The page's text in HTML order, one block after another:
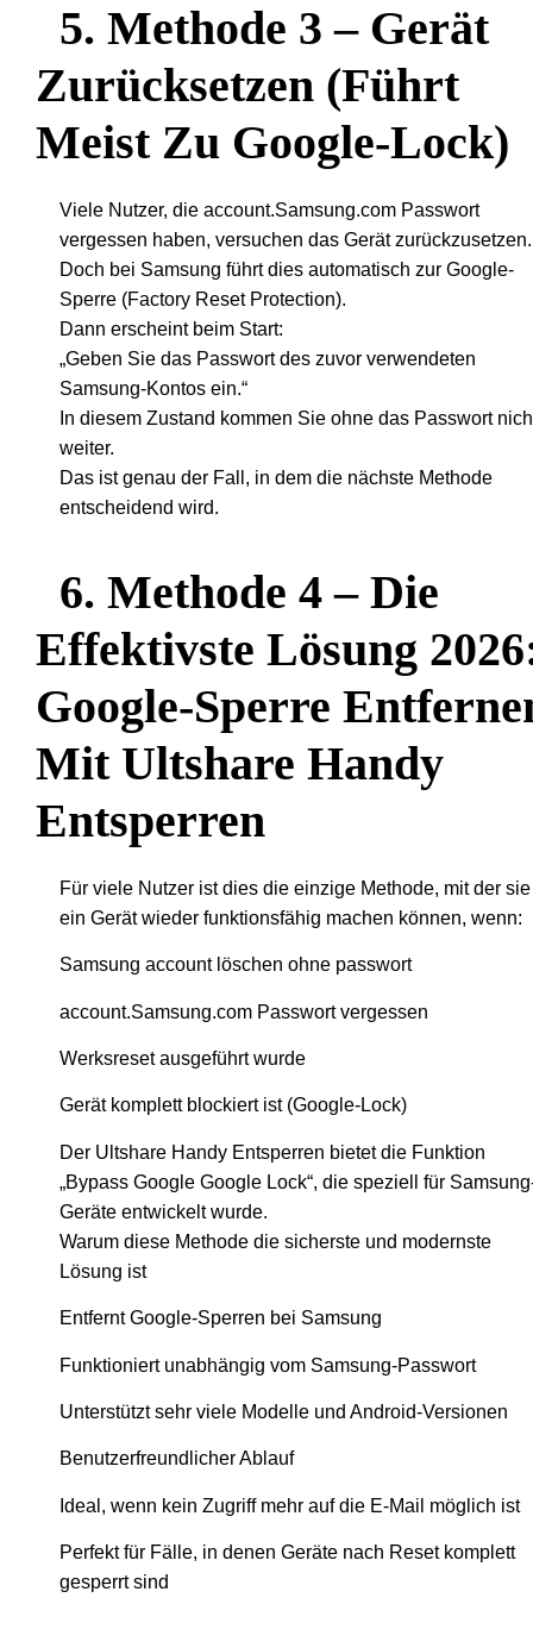
5. Methode 3 – Gerät
Zurücksetzen (führt
Meist Zu Google-Lock)
Viele Nutzer, die account.Samsung.com Passwort
vergessen haben, versuchen das Gerät zurückzusetzen.
Doch bei Samsung führt dies automatisch zur Google-
Sperre (Factory Reset Protection).
Dann erscheint beim Start:
„Geben Sie das Passwort des zuvor verwendeten
Samsung-Kontos ein.“
In diesem Zustand kommen Sie ohne das Passwort
weiter.
Das ist genau der Fall, in dem die nächste Methode
entscheidend wird.
6. Methode 4 – Die
Effektivste Lösung
Google-Sperre
Mit Ultshare Handy
Entsperren
Für viele Nutzer ist dies die einzige Methode, mit der sie
ein Gerät wieder funktionsfähig machen können, wenn:
Samsung account löschen ohne passwort
account.Samsung.com Passwort vergessen
Werksreset ausgeführt wurde
Gerät komplett blockiert ist (Google-Lock)
Der Ultshare Handy Entsperren bietet die Funktion
„Bypass Google Google Lock“, die speziell für
Geräte entwickelt wurde.
Warum diese Methode die sicherste und modernste
Lösung ist
Entfernt Google-Sperren bei Samsung
Funktioniert unabhängig vom Samsung-Passwort
Unterstützt sehr viele Modelle und Android-Versionen
Benutzerfreundlicher Ablauf
Ideal, wenn kein Zugriff mehr auf die E-Mail möglich ist
Perfekt für Fälle, in denen Geräte nach Reset komplett
gesperrt sind